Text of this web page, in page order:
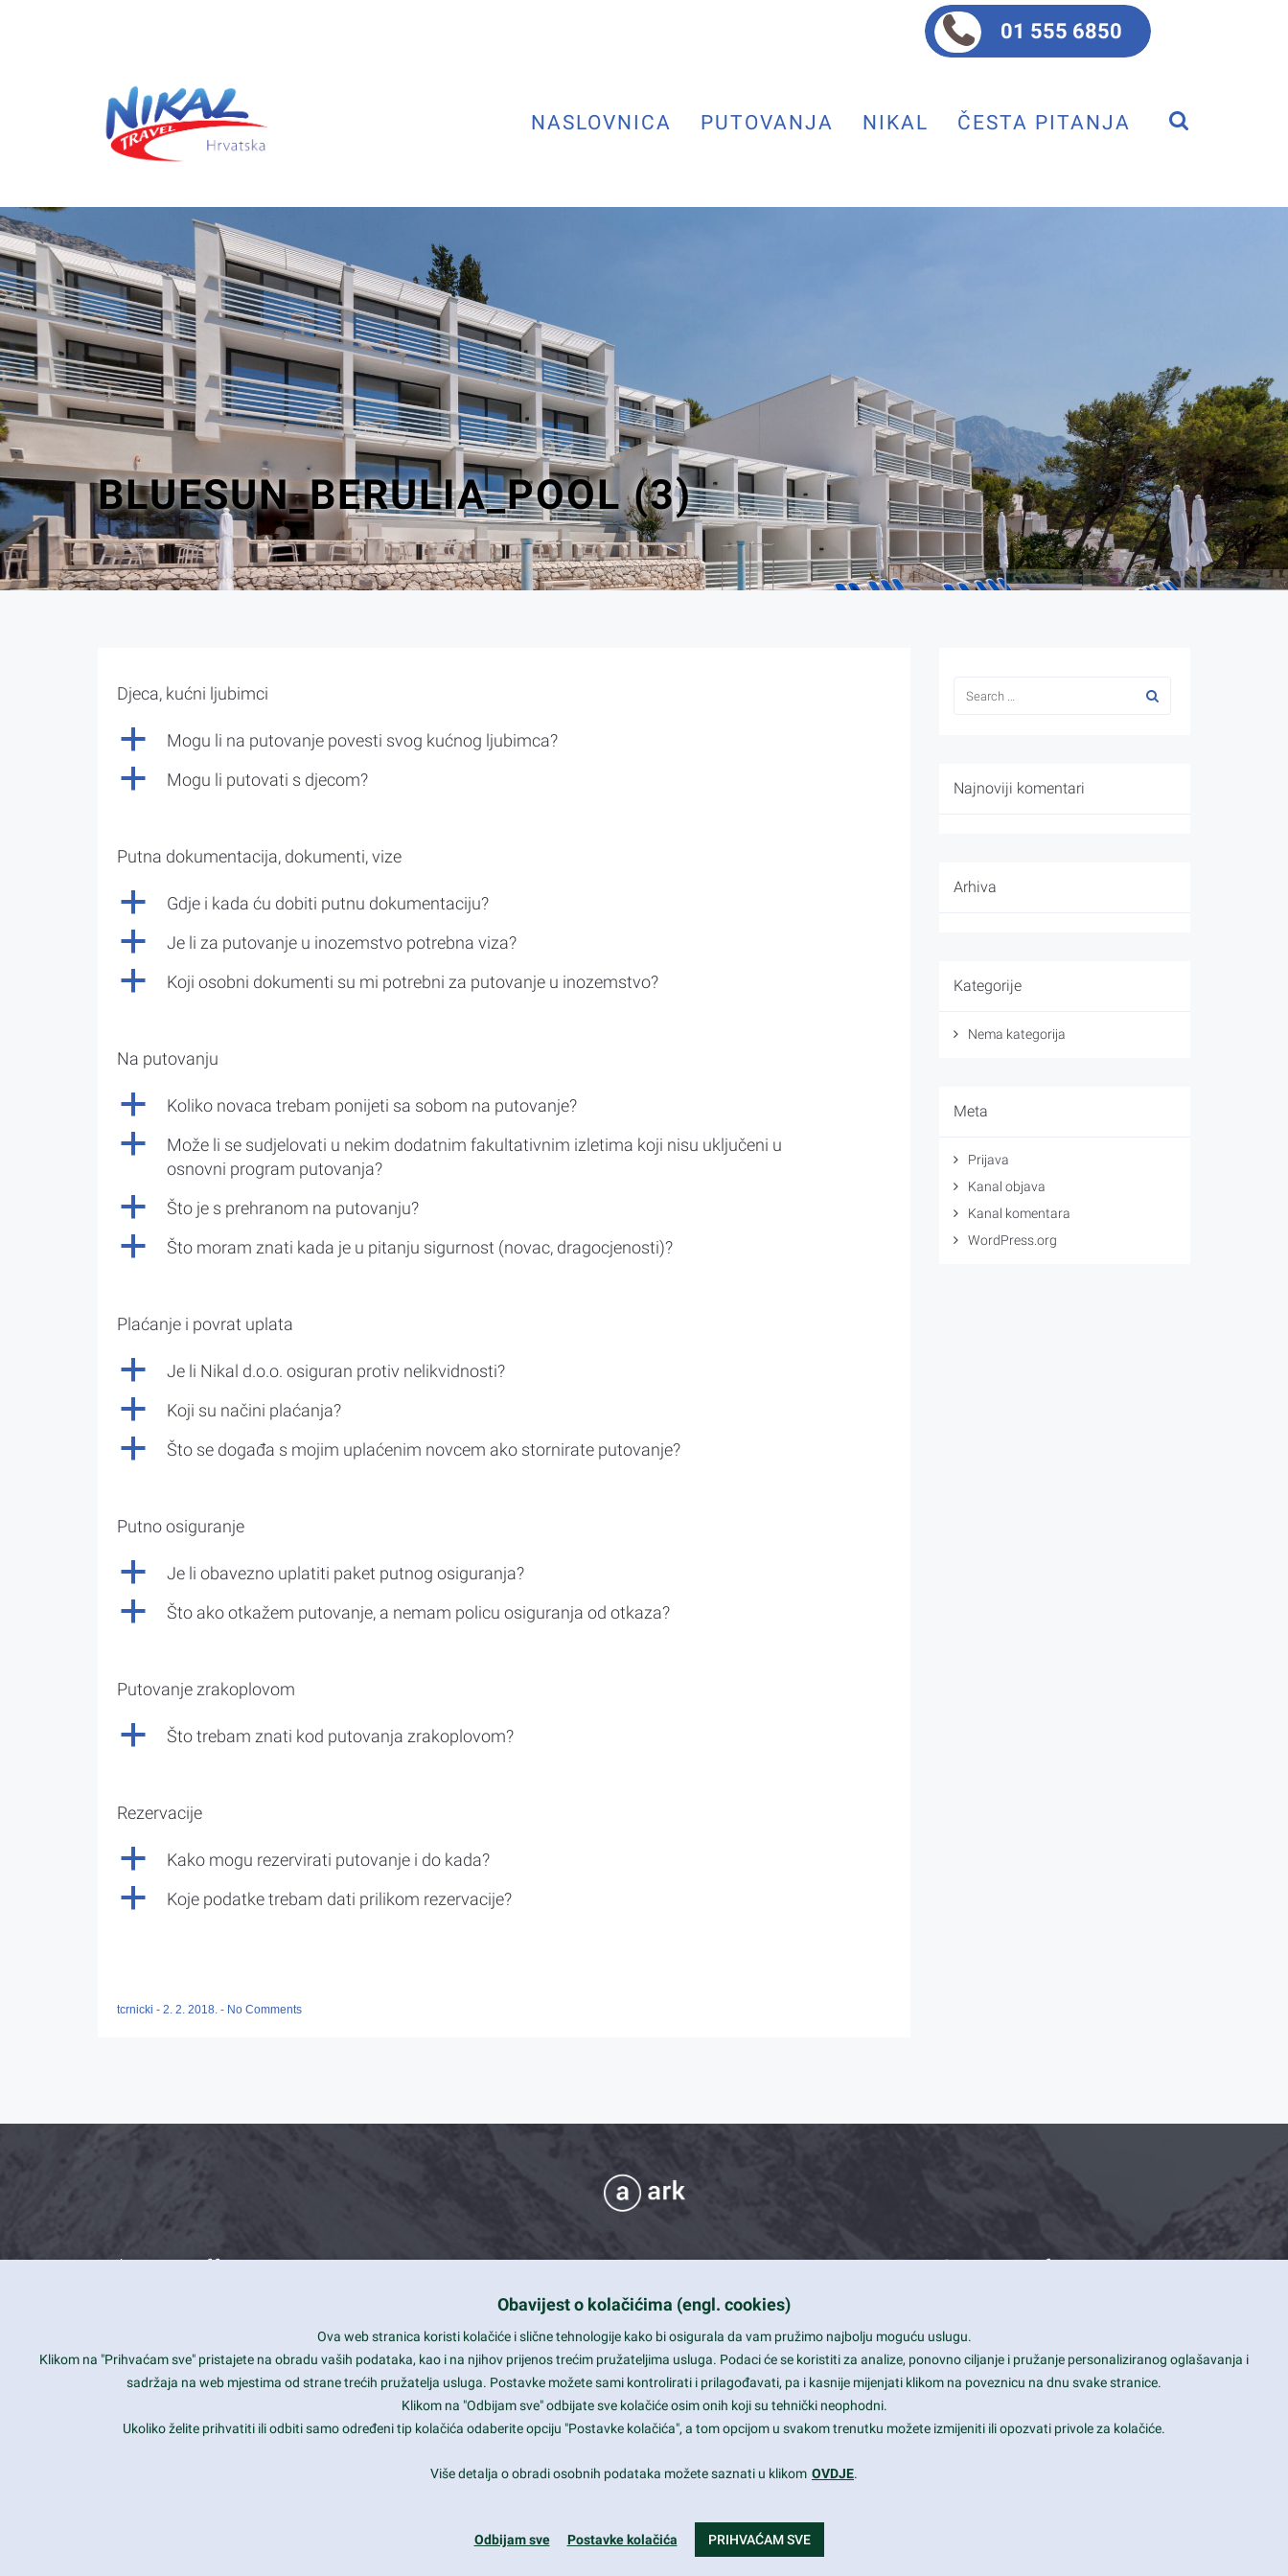
01 555 6850
NASLOVNICA PUTOVANJA NIKAL ČESTA PITANJA
BLUESUN_BERULIA_POOL (3)
Djeca, kućni ljubimci
a Mogu li na putovanje povesti svog kućnog ljubimca?
a Mogu li putovati s djecom?
Putna dokumentacija, dokumenti, vize
a Gdje i kada ću dobiti putnu dokumentaciju?
a Je li za putovanje u inozemstvo potrebna viza?
a Koji osobni dokumenti su mi potrebni za putovanje u inozemstvo?
Na putovanju
a Koliko novaca trebam ponijeti sa sobom na putovanje?
a
Može li se sudjelovati u nekim dodatnim fakultativnim izletima koji nisu uključeni u
osnovni program putovanja?
a Što je s prehranom na putovanju?
a Što moram znati kada je u pitanju sigurnost (novac, dragocjenosti)?
Plaćanje i povrat uplata
a Je li Nikal d.o.o. osiguran protiv nelikvidnosti?
a Koji su načini plaćanja?
a Što se događa s mojim uplaćenim novcem ako stornirate putovanje?
Putno osiguranje
a Je li obavezno uplatiti paket putnog osiguranja?
a Što ako otkažem putovanje, a nemam policu osiguranja od otkaza?
Putovanje zrakoplovom
a Što trebam znati kod putovanja zrakoplovom?
Rezervacije
a Kako mogu rezervirati putovanje i do kada?
a Koje podatke trebam dati prilikom rezervacije?
tcrnicki - 2. 2. 2018. - No Comments
Najnoviji komentari
Arhiva
Kategorije
Nema kategorija
Meta
Prijava
Kanal objava
Kanal komentara
WordPress.org
What we offer
Is your website user friendly?
Ark offers weekly stunning designs.
Why our customers love Ark?
Smart and beautiful design
Unlimited Eelements
Mobile ready
Contact Info
View, CA 94043
+1 650-253-0000
Daily: 9:00 am - 6:00 pm
Obavijest o kolačićima (engl. cookies)
Ova web stranica koristi kolačiće i slične tehnologije kako bi osigurala da vam pružimo najbolju moguću uslugu.
Klikom na "Prihvaćam sve" pristajete na obradu vaših podataka, kao i na njihov prijenos trećim pružateljima usluga. Podaci će se koristiti za analize, ponovno ciljanje i pružanje personaliziranog oglašavanja i
sadržaja na web mjestima od strane trećih pružatelja usluga. Postavke možete sami kontrolirati i prilagođavati, pa i kasnije mijenjati klikom na poveznicu na dnu svake stranice.
Klikom na "Odbijam sve" odbijate sve kolačiće osim onih koji su tehnički neophodni.
Ukoliko želite prihvatiti ili odbiti samo određeni tip kolačića odaberite opciju "Postavke kolačića", a tom opcijom u svakom trenutku možete izmijeniti ili opozvati privole za kolačiće.
Više detalja o obradi osobnih podataka možete saznati u klikom OVDJE.
Odbijam sve Postavke kolačića PRIHVAĆAM SVE